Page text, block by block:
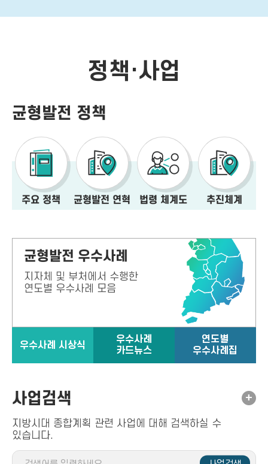
정책·사업
균형발전 정책
주요 정책 균형발전 연혁 법령 체계도 추진체계
균형발전 우수사례
지자체 및 부처에서 수행한
연도별 우수사례 모음
우수사례 시상식
우수사례
카드뉴스
연도별
우수사례집
사업검색 +
지방시대 종합계획 관련 사업에 대해 검색하실 수
있습니다.
사